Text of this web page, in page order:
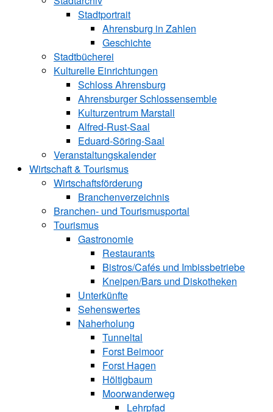
Stadtportrait
Ahrensburg in Zahlen
Geschichte
Stadtbücherei
Kulturelle Einrichtungen
Schloss Ahrensburg
Ahrensburger Schlossensemble
Kulturzentrum Marstall
Alfred-Rust-Saal
Eduard-Söring-Saal
Veranstaltungskalender
Wirtschaft & Tourismus
Wirtschaftsförderung
Branchenverzeichnis
Branchen- und Tourismusportal
Tourismus
Gastronomie
Restaurants
Bistros/Cafés und Imbissbetriebe
Kneipen/Bars und Diskotheken
Unterkünfte
Sehenswertes
Naherholung
Tunneltal
Forst Beimoor
Forst Hagen
Höltigbaum
Moorwanderweg
Lehrpfad